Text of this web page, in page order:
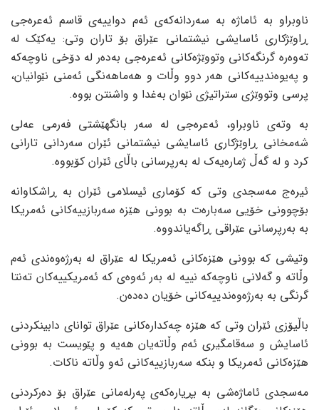
ناوبراو بە ئاماژە بە سەردانەکەی ئەم دواییەی قاسم ئەعرەجی
ڕاوێژکاری ئاسایشی نیشتمانی عێراق بۆ تاران وتی: یەکێک لە
تەوەرە گرنگەکانی وتووێژەکانی ئەعرەجی بەدەر لە دۆخی ناوچەکە
و پەیوەندییەکانی هەر دوو وڵات و هەماهەنگی ئەمنی نێوانیان،
پرسی وتووێژی ستراتیژی نێوان بەغدا و واشنتن بووە.
بە وتەی ناوبراو، ئەعرەجی لە سەر بانگهێشتی فەرمی عەلی
شەمخانی ڕاوێژکاری ئاسایشی نیشتمانی ئێران سەردانی تارانی
کرد و لە گەڵ ژمارەیەک لە بەرپرسانی باڵای ئێران کۆبووە.
ئیرەج مەسجدی وتی کە کۆماری ئیسلامی ئێران بە ڕاشکاوانە
بۆچوونی خۆیی سەبارەت بە بوونی هێزە سەربازییەکانی ئەمریکا
بە بەرپرسانی عێراقی ڕاگەیاندووە.
وتیشی کە بوونی هێزەکانی ئەمریکا لە عێراق لە بەرژەوەندی ئەم
وڵاتە و گەلانی ناوچەکە نییە لە بەر ئەوەی کە ئەمریکییەکان تەنتا
گرنگی بە بەرژەوەندییەکانی خۆیان دەدەن.
باڵیۆزی ئێران وتی کە هێزە چەکدارەکانی عێراق توانای دابینکردنی
ئاسایش و سەقامگیری ئەم وڵاتەیان هەیە و پێویست بە بوونی
هێزەکانی ئەمریکا و بنکە سەربازییەکانی ئەو وڵاتە ناکات.
مەسجدی ئاماژەشی بە بڕیارەکەی پەرلەمانی عێراق بۆ دەرکردنی